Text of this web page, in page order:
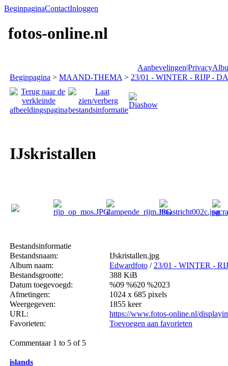
BeginpaginaContactInloggen
fotos-online.nl
Aanbevelingen|Privacy
Beginpagina > MAAND-THEMA > 23/01 - WINTER - RIJP -
IJskristallen
Bestandsinformatie
Bestandsnaam:
IJskristallen.jpg
Album naam:
Edwardfoto / 23/01 - WINTER -
Bestandsgrootte:
388 KiB
Datum toegevoegd:
%09 %620 %2023
Afmetingen:
1024 x 685 pixels
Weergegeven:
1855 keer
URL:
https://www.fotos-online.nl/
Favorieten:
Toevoegen aan favorieten
Commentaar 1 to 5 of 5
islands